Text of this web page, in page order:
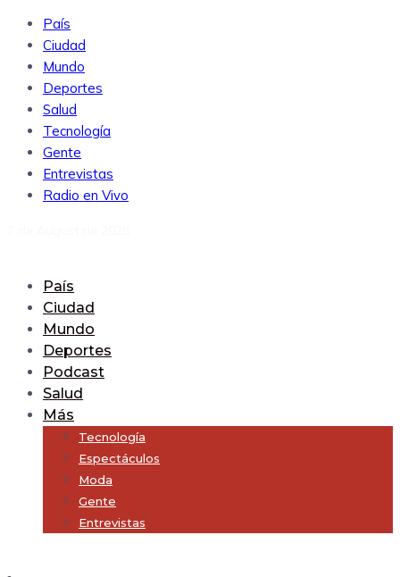
País
Ciudad
Mundo
Deportes
Salud
Tecnología
Gente
Entrevistas
Radio en Vivo
País
Ciudad
Mundo
Deportes
Podcast
Salud
Más
Tecnología
Espectáculos
Moda
Gente
Entrevistas